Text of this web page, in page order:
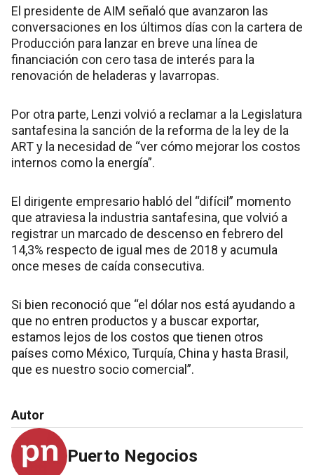
El presidente de AIM señaló que avanzaron las
conversaciones en los últimos días con la cartera de
Producción para lanzar en breve una línea de
financiación con cero tasa de interés para la
renovación de heladeras y lavarropas.
Por otra parte, Lenzi volvió a reclamar a la Legislatura
santafesina la sanción de la reforma de la ley de la
ART y la necesidad de “ver cómo mejorar los costos
internos como la energía”.
El dirigente empresario habló del “difícil” momento
que atraviesa la industria santafesina, que volvió a
registrar un marcado de descenso en febrero del
14,3% respecto de igual mes de 2018 y acumula
once meses de caída consecutiva.
Si bien reconoció que “el dólar nos está ayudando a
que no entren productos y a buscar exportar,
estamos lejos de los costos que tienen otros
países como México, Turquía, China y hasta Brasil,
que es nuestro socio comercial”.
Autor
Puerto Negocios